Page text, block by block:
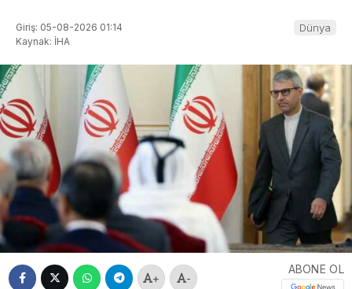
Giriş: 05-08-2026 01:14
Kaynak: İHA
Dünya
+ -
ABONE OL